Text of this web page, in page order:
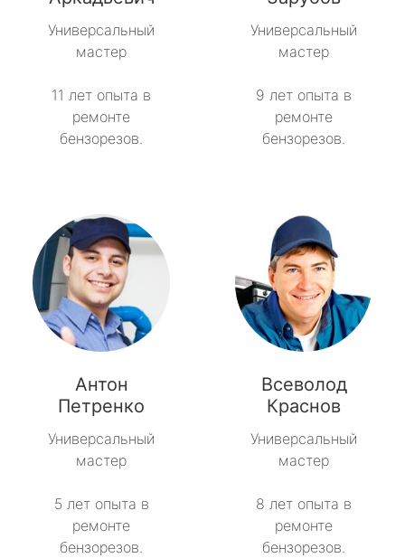
Тайцы
Толмачёво
Фёдоровское
Форносово
Янино-1
Универсальный
мастер
11 лет опыта в
ремонте
бензорезов.
Универсальный
мастер
9 лет опыта в
ремонте
бензорезов.
Антон
Петренко
Универсальный
мастер
5 лет опыта в
ремонте
бензорезов.
Всеволод
Краснов
Универсальный
мастер
8 лет опыта в
ремонте
бензорезов.